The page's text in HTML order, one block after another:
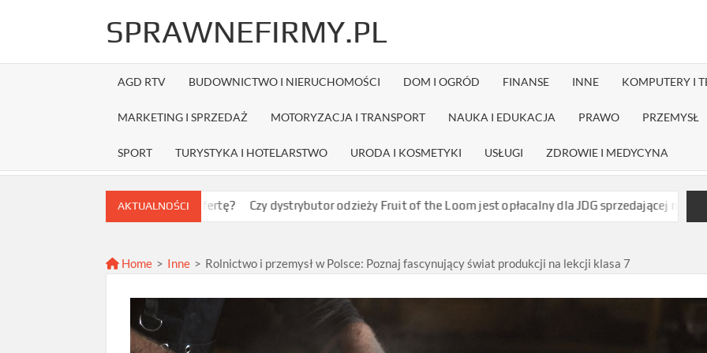
SPRAWNEFIRMY.PL
AGD RTV BUDOWNICTWO I NIERUCHOMOŚCI DOM I OGRÓD FINANSE INNE KOMPUTERY I
MARKETING I SPRZEDAŻ MOTORYZACJA I TRANSPORT NAUKA I EDUKACJA PRAWO PRZEMYSŁ
SPORT TURYSTYKA I HOTELARSTWO URODA I KOSMETYKI USŁUGI ZDROWIE I MEDYCYNA
AKTUALNOŚCI
wybrać najlepszą ofertę? Czy dystrybutor odzieży Fruit of the Loom jest opłacalny dla JDG sprzedającej nadruki na koszulkach?
Home > Inne > Rolnictwo i przemysł w Polsce: Poznaj fascynujący świat produkcji na lekcji klasa 7